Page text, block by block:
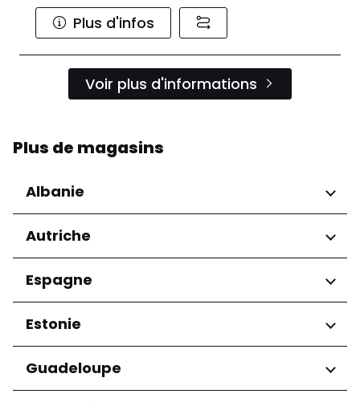
Plus d'infos
Voir plus d'informations
Plus de magasins
Albanie
Régions
Préfecture de Tirana
Autriche
Régions
Niederösterreich
Salzburg
Wien
Espagne
Régions
Andalucía
Estonie
Régions
Harju maakond
Guadeloupe